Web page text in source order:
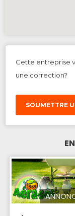
Cette entreprise
une correction?
SOUMETTRE